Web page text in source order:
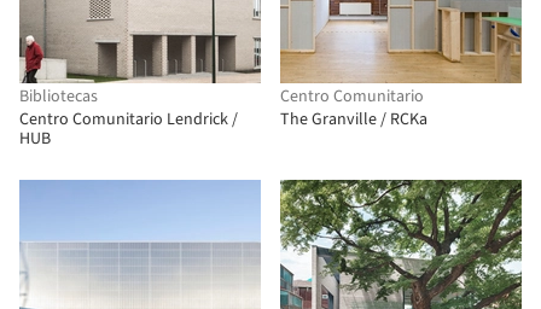
Bibliotecas
Centro Comunitario Lendrick /
HUB
Centro Comunitario
The Granville / RCKa